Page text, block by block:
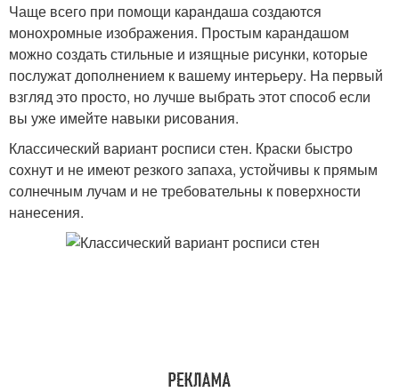
Чаще всего при помощи карандаша создаются
монохромные изображения. Простым карандашом
можно создать стильные и изящные рисунки, которые
послужат дополнением к вашему интерьеру. На первый
взгляд это просто, но лучше выбрать этот способ если
вы уже имейте навыки рисования.
Классический вариант росписи стен. Краски быстро
сохнут и не имеют резкого запаха, устойчивы к прямым
солнечным лучам и не требовательны к поверхности
нанесения.